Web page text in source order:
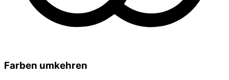
Farben umkehren